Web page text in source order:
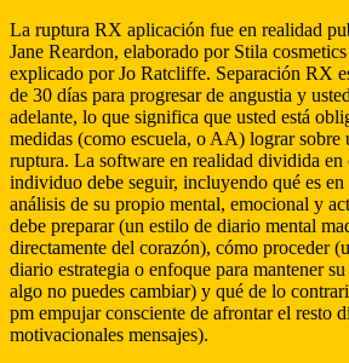
La ruptura RX aplicación fue en realidad
Jane Reardon, elaborado por Stila
explicado por Jo Ratcliffe. Separación RX
de 30 días para progresar de angustia y
adelante, lo que significa que usted está
medidas (como escuela, o AA) lograr sobre
ruptura. La software en realidad dividida en
individuo debe seguir, incluyendo qué es
análisis de su propio mental, emocional y
debe preparar (un estilo de diario mental
directamente del corazón), cómo proceder
diario estrategia o enfoque para mantener
algo no puedes cambiar) y qué de lo
pm empujar consciente de afrontar el resto
motivacionales mensajes).